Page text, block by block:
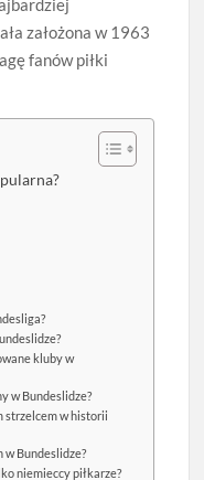
założona w 1963
fanów piłki
kluby w
w Bundeslidze?
strzelcem w historii
w Bundeslidze?
niemieccy piłkarze?